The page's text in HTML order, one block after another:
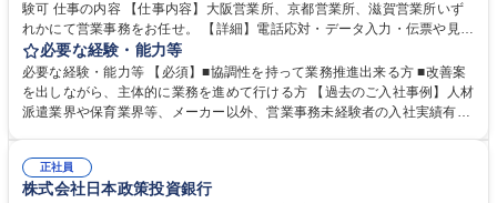
験可 仕事の内容 【仕事内容】大阪営業所、京都営業所、滋賀営業所いず
れかにて営業事務をお任せ。 【詳細】電話応対・データ入力・伝票や見積
の作成・カタログ送付・来客対応・営業所内で発生する事務業務や業務改
善をお任せ。 【教育制度】ご入社後、育成担当とペアになりながらOJTに
て業務を覚えていただくことが可能です。業務システムがきちんと構築さ
れているため、スムーズに仕事に慣れることができる環境です。また、
募集職種 【大阪・京都・滋賀】営業事務 ※未経験可
必要な経験・能力等
必要な経験・能力等 【必須】■協調性を持って業務推進出来る方 ■改善案
を出しながら、主体的に業務を進めて行ける方 【過去のご入社事例】人材
派遣業界や保育業界等、メーカー以外、営業事務未経験者の入社実績有
えて、お客様や社員の状況に合わせ、能動的なサポート、改善の動きも期
待され。組織を支えるスペシャリストとして、チームに貢献し、結果的に
正社員
株式会社日本政策投資銀行